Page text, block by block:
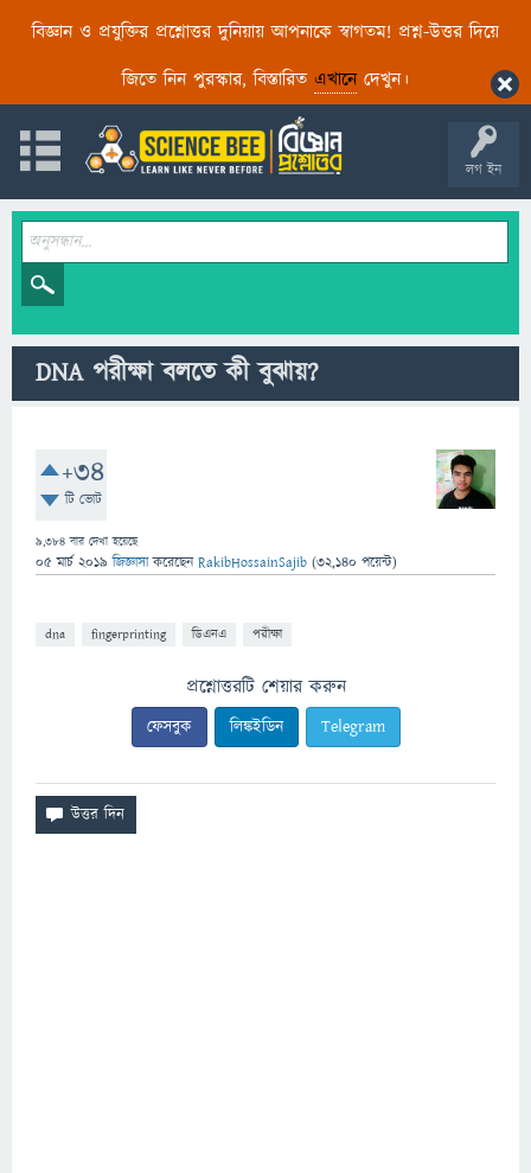
বিজ্ঞান ও প্রযুক্তির প্রশ্নোত্তর দুনিয়ায় আপনাকে স্বাগতম! প্রশ্ন-উত্তর দিয়ে
জিতে নিন পুরস্কার, বিস্তারিত এখানেদেখুন।
লগ ইন
DNA পরীক্ষা বলতে কী বুঝায়?
+34
টি ভোট
9,384 বার দেখা হয়েছে
05 মার্চ 2019 জিজ্ঞাসাকরেছেনRakibHossainSajib (32,140 পয়েন্ট)
dna fingerprinting ডিএনএ পরীক্ষা
প্রশ্নোত্তরটি শেয়ার করুন
ফেসবুক লিঙ্কইডিন Telegram